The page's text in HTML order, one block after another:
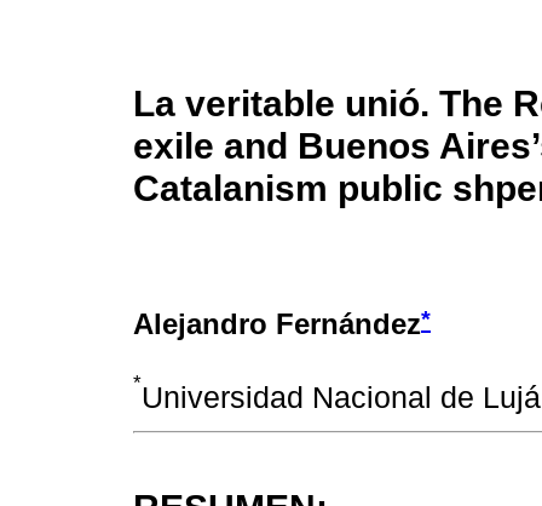
La veritable unió. The
exile and Buenos
Catalanism public
Alejandro Fernández*
*Universidad Nacional de